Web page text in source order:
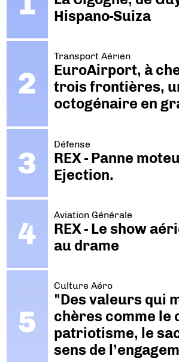
Hispano-Suiza
Transport Aérien
EuroAirport, à
trois frontières,
octogénaire en
Défense
REX - Panne
Ejection.
Aviation Générale
REX - Le show
au drame
Culture Aéro
"Des valeurs qui
chères comme le
patriotisme, le
sens de